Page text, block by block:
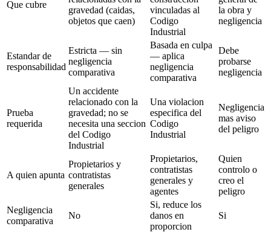
Que cubre
gravedad (caidas,
objetos que caen)
vinculadas al
Codigo
Industrial
la obra y
negligencia
Estandar de
responsabilidad
Estricta — sin
negligencia
comparativa
Basada en culpa
— aplica
negligencia
comparativa
Debe
probarse
negligencia
Prueba
requerida
Un accidente
relacionado con la
gravedad; no se
necesita una seccion
del Codigo
Industrial
Una violacion
especifica del
Codigo
Industrial
Negligencia
mas aviso
del peligro
A quien apunta
Propietarios y
contratistas
generales
Propietarios,
contratistas
generales y
agentes
Quien
controlo o
creo el
peligro
Negligencia
comparativa
No
Si, reduce los
danos en
proporcion
Si